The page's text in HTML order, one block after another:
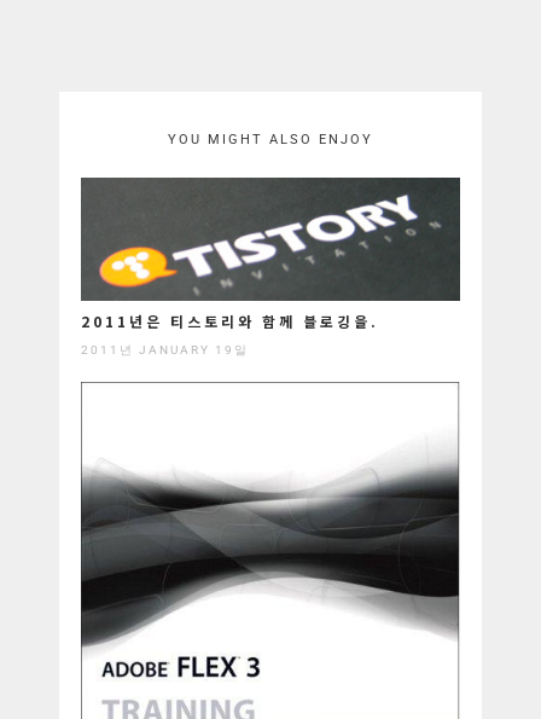
YOU MIGHT ALSO ENJOY
2011년은 티스토리와 함께 블로깅을.
2011년 JANUARY 19일